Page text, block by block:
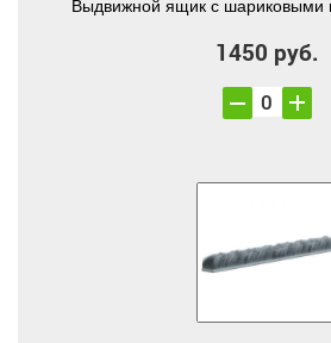
Выдвижной ящик с
1450 руб.